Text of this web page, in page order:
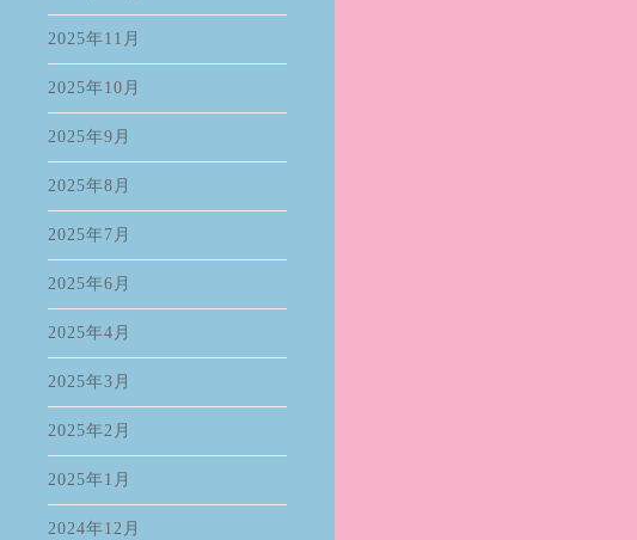
2025年11月
2025年10月
2025年9月
2025年8月
2025年7月
2025年6月
2025年4月
2025年3月
2025年2月
2025年1月
2024年12月